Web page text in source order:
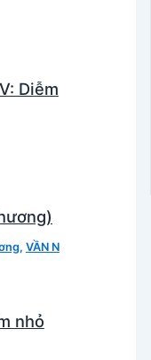
Diễm
, VẦN N
nhỏ